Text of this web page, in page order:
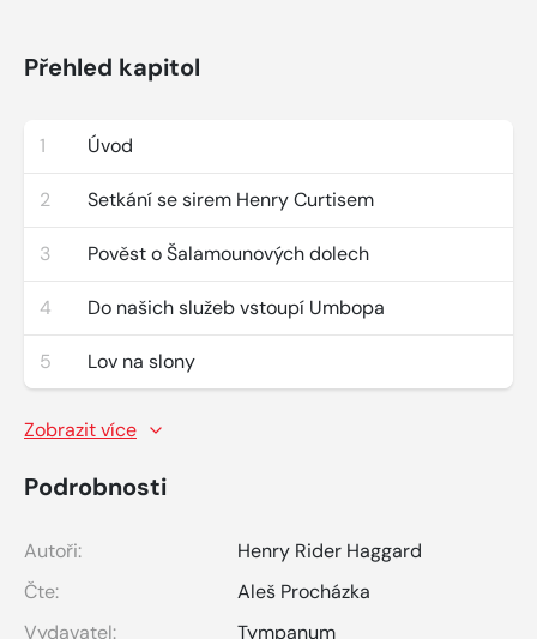
Přehled kapitol
1 Úvod
2 Setkání se sirem Henry Curtisem
3 Pověst o Šalamounových dolech
4 Do našich služeb vstoupí Umbopa
5 Lov na slony
Zobrazit více
Podrobnosti
Autoři:
Henry Rider Haggard
Čte:
Aleš Procházka
Vydavatel:
Tympanum